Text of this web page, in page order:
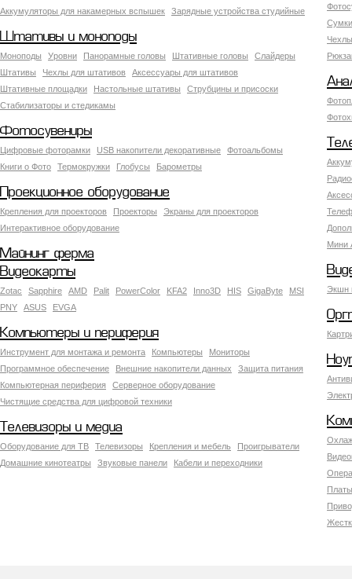
Аккумуляторы для накамерных вспышек
Зарядные устройства студийные
Штативы и моноподы
Моноподы Уровни Панорамные головы Штативные головы
Слайдеры
Штативы
Чехлы для штативов
Аксессуары для штативов
Штативные площадки
Настольные штативы
Струбцины и присоски
Стабилизаторы и стедикамы
Фотосувениры
Цифровые фоторамки USB накопители декоративные
Фотоальбомы
Книги о Фото
Термокружки Глобусы Барометры
Мини
Проекционное оборудование
Крепления для проекторов Проекторы
Экраны для проекторов
Интерактивное оборудование
Майнинг ферма
Экшн
Видеокарты
Zotac Sapphire AMD Palit PowerColor KFA2 Inno3D HIS GigaByte
MSI
PNY
ASUS EVGA
Компьютеры и периферия
Инструмент для монтажа и ремонта Компьютеры
Мониторы
Программное обеспечение
Внешние накопители данных
Защита питания
Компьютерная периферия
Серверное оборудование
Чистящие средства для цифровой техники
Телевизоры и медиа
Оборудование для ТВ Телевизоры Крепления и мебель
Проигрыватели
Домашние кинотеатры
Звуковые панели Кабели и переходники